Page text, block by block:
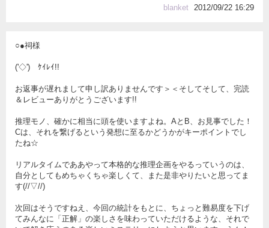
blanket
2012/09/22 16:29
○●祠様
('◇')ゞｹｲﾚｲ!!
お返事が遅れまして申し訳ありませんです＞＜そしてそして、完読
＆レビューありがとうございます!!
推理モノ、確かに相当に頭を使いますよね。AとB、お見事でした！
Cは、それを繋げるという発想に至るかどうかがキーポイントでし
たね☆
リアルタイムでああやって本格的な推理企画をやるっていうのは、
自分としてもめちゃくちゃ楽しくて、また是非やりたいと思ってま
す(//▽//)
次回はそうですねえ、今回の統計をもとに、ちょっと難易度を下げ
てみんなに「正解」の楽しさを味わっていただけるような、それで